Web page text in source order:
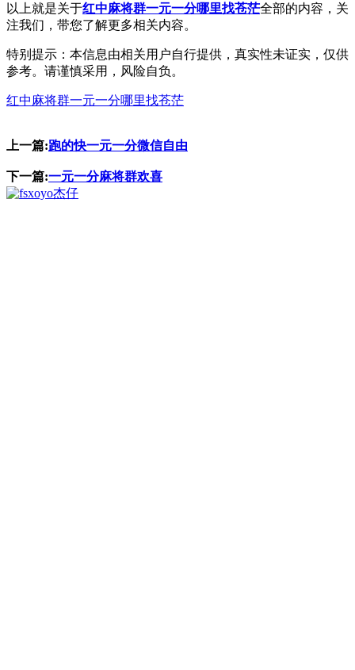
以上就是关于红中麻将群一元一分哪里找苍茫全部的内容，关
注我们，带您了解更多相关内容。
特别提示：本信息由相关用户自行提供，真实性未证实，仅供
参考。请谨慎采用，风险自负。
红中麻将群一元一分哪里找苍茫
上一篇:跑的快一元一分微信自由
下一篇:一元一分麻将群欢喜
杰仔